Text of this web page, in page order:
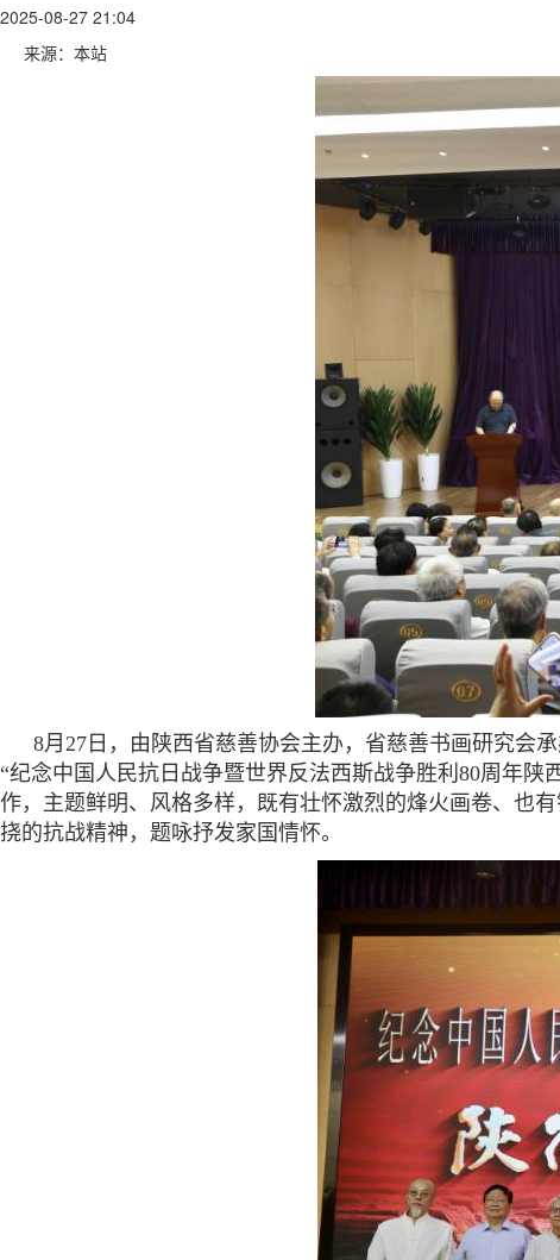
2025-08-27 21:04
来源：本站
8月27日，由陕西省慈善协会主办，省慈善书画研究会
“纪念中国人民抗日战争暨世界反法西斯战争胜利80周年
作，主题鲜明、风格多样，既有壮怀激烈的烽火画卷、也
挠的抗战精神，题咏抒发家国情怀。